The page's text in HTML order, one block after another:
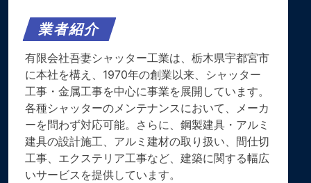
業者紹介
有限会社吾妻シャッター工業は、栃木県宇都宮市
に本社を構え、1970年の創業以来、シャッター
工事・金属工事を中心に事業を展開しています。
各種シャッターのメンテナンスにおいて、メーカ
ーを問わず対応可能。さらに、鋼製建具・アルミ
建具の設計施工、アルミ建材の取り扱い、間仕切
工事、エクステリア工事など、建築に関する幅広
いサービスを提供しています。